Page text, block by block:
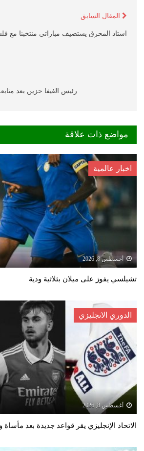
المقال السابق
استاد المحرق يستضيف مباراتي منتخبنا مع
رئيس الفيفا حزين بعد
مواضع ذات علاقة
اخبار عالمية
أغسطس 8, 2026
تشيلسي يفوز على ميلان بثلاثية ودية
الدوري الانجليزي
أغسطس 8, 2026
الاتحاد الإنجليزي يقر قواعد جديدة بعد